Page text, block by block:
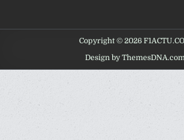
Copyright © 2026
Design by